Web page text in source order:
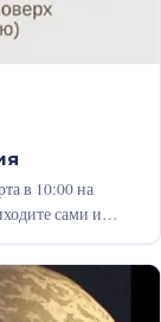
в 10:00 на
сами и